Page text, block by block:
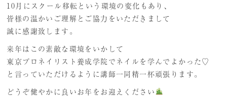
ネイル体験会/スクール説明会
プレミアム講義のご案内
受講生の声
10月にスクール移転という環境の変化もあり、
皆様の温かいご理解とご協力をいただきまして
誠に感謝致します。
来年はこの素敵な環境をいかして
東京プロネイリスト養成学院でネイルを学んでよかった♡
と言っていただけるように講師一同精一杯頑張ります。
どうぞ健やかに良いお年をお迎えください